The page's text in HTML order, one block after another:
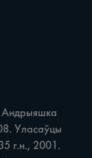
Андрыяшка
Уласаўцы
г.н., 2001.